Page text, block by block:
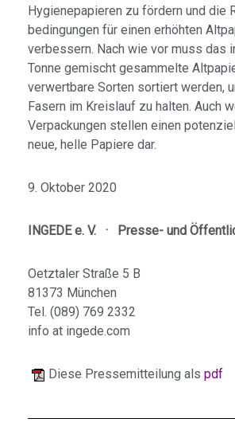
Hygiene­papieren zu fördern und die
bedingungen für einen erhöhten
verbessern. Nach wie vor muss das
Tonne gemischt gesammelte
verwertbare Sorten sortiert werden,
Fasern im Kreislauf zu halten. Auch
Verpackungen stellen einen
neue, helle Papiere dar.
9. Oktober 2020
INGEDE e. V. · Presse- und
Oetztaler Straße 5 B
81373 München
Tel. (089) 769 2332
info at ingede.com
Diese Pressemitteilung als pdf